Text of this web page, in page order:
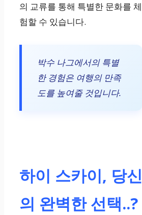
의 교류를 통해 특별한 문화를 체
험할 수 있습니다.
박수 나그에서의 특별
한 경험은 여행의 만족
도를 높여줄 것입니다.
하이 스카이, 당신
의 완벽한 선택..?